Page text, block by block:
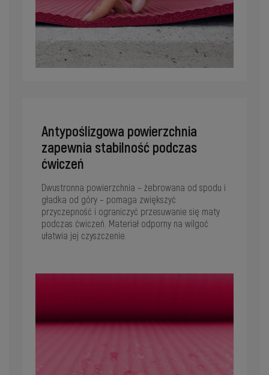
Antypoślizgowa powierzchnia
zapewnia stabilność podczas
ćwiczeń
Dwustronna powierzchnia – żebrowana od spodu i
gładka od góry – pomaga zwiększyć
przyczepność i ograniczyć przesuwanie się maty
podczas ćwiczeń. Materiał odporny na wilgoć
ułatwia jej czyszczenie.